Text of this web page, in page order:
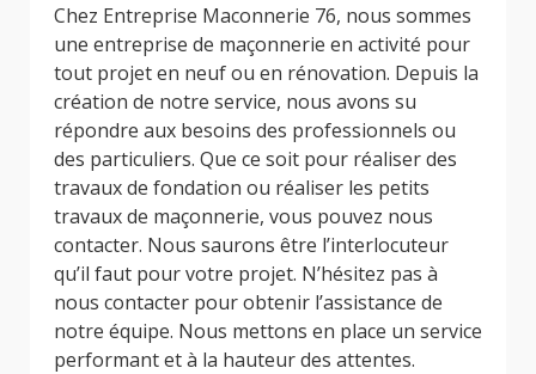
Chez Entreprise Maconnerie 76, nous sommes
une entreprise de maçonnerie en activité pour
tout projet en neuf ou en rénovation. Depuis la
création de notre service, nous avons su
répondre aux besoins des professionnels ou
des particuliers. Que ce soit pour réaliser des
travaux de fondation ou réaliser les petits
travaux de maçonnerie, vous pouvez nous
contacter. Nous saurons être l’interlocuteur
qu’il faut pour votre projet. N’hésitez pas à
nous contacter pour obtenir l’assistance de
notre équipe. Nous mettons en place un service
performant et à la hauteur des attentes.